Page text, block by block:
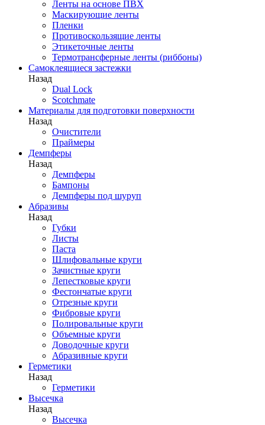
Ленты на основе ПВХ
Маскирующие ленты
Пленки
Противоскользящие ленты
Этикеточные ленты
Термотрансферные ленты (риббоны)
Cамоклеящиеся застежки
Назад
Dual Lock
Scotchmate
Материалы для подготовки поверхности
Назад
Очистители
Праймеры
Демпферы
Назад
Демпферы
Бампоны
Демпферы под шуруп
Абразивы
Назад
Губки
Листы
Паста
Шлифовальные круги
Зачистные круги
Лепестковые круги
Фестончатые круги
Отрезные круги
Фибровые круги
Полировальные круги
Объемные круги
Доводочные круги
Абразивные круги
Герметики
Назад
Герметики
Высечка
Назад
Высечка